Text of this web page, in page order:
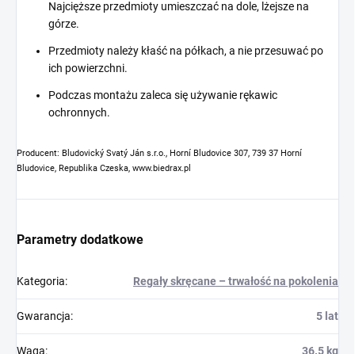
Najcięższe przedmioty umieszczać na dole, lżejsze na
górze.
Przedmioty należy kłaść na półkach, a nie przesuwać po
ich powierzchni.
Podczas montażu zaleca się używanie rękawic
ochronnych.
Producent: Bludovický Svatý Ján s.r.o., Horní Bludovice 307, 739 37 Horní
Bludovice, Republika Czeska, www.biedrax.pl
Parametry dodatkowe
Kategoria: Regały skręcane – trwałość na pokolenia
Gwarancja: 5 lat
Waga: 36.5 kg